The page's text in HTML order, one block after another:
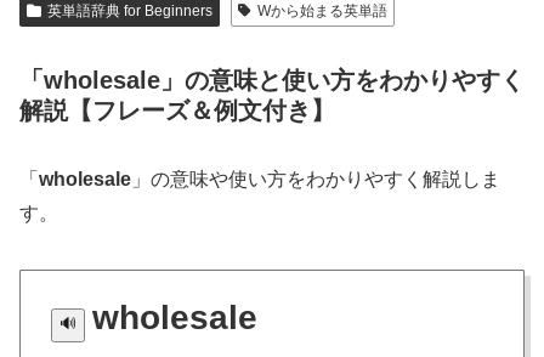
英単語辞典 for Beginners Wから始まる英単語
「wholesale」の意味と使い方をわかりやすく
解説【フレーズ＆例文付き】
「 wholesale 」の意味や使い方をわかりやすく解説しま
す。
wholesale